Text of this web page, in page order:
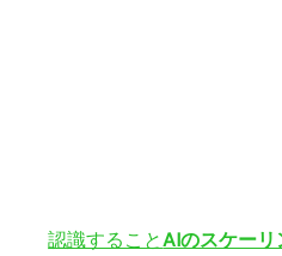
認識することAIのスケー